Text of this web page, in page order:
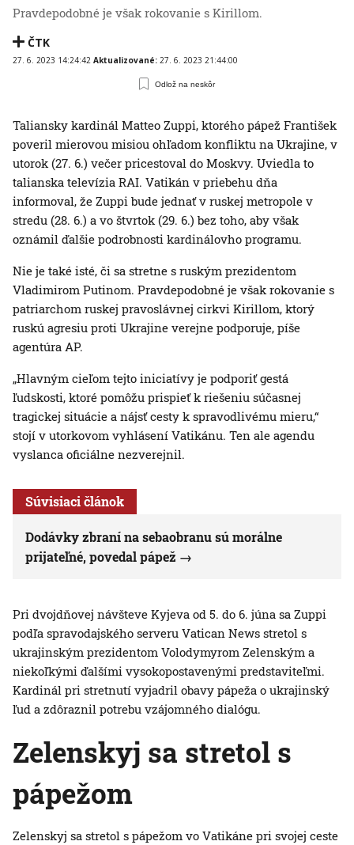
Pravdepodobné je však rokovanie s Kirillom.
ČTK
27. 6. 2023 14:24:42 Aktualizované: 27. 6. 2023 21:44:00
Odlož na neskôr
Taliansky kardinál Matteo Zuppi, ktorého pápež František
poveril mierovou misiou ohľadom konfliktu na Ukrajine, v
utorok (27. 6.) večer pricestoval do Moskvy. Uviedla to
talianska televízia RAI. Vatikán v priebehu dňa
informoval, že Zuppi bude jednať v ruskej metropole v
stredu (28. 6.) a vo štvrtok (29. 6.) bez toho, aby však
oznámil ďalšie podrobnosti kardinálovho programu.
Nie je také isté, či sa stretne s ruským prezidentom
Vladimirom Putinom. Pravdepodobné je však rokovanie s
patriarchom ruskej pravoslávnej cirkvi Kirillom, ktorý
ruskú agresiu proti Ukrajine verejne podporuje, píše
agentúra AP.
„Hlavným cieľom tejto iniciatívy je podporiť gestá
ľudskosti, ktoré pomôžu prispieť k riešeniu súčasnej
tragickej situácie a nájsť cesty k spravodlivému mieru,“
stojí v utorkovom vyhlásení Vatikánu. Ten ale agendu
vyslanca oficiálne nezverejnil.
Súvisiaci článok
Dodávky zbraní na sebaobranu sú morálne
prijateľné, povedal pápež
Pri dvojdňovej návšteve Kyjeva od 5. do 6. júna sa Zuppi
podľa spravodajského serveru Vatican News stretol s
ukrajinským prezidentom Volodymyrom Zelenským a
niekoľkými ďalšími vysokopostavenými predstaviteľmi.
Kardinál pri stretnutí vyjadril obavy pápeža o ukrajinský
ľud a zdôraznil potrebu vzájomného dialógu.
Zelenskyj sa stretol s
pápežom
Zelenskyj sa stretol s pápežom vo Vatikáne pri svojej ceste